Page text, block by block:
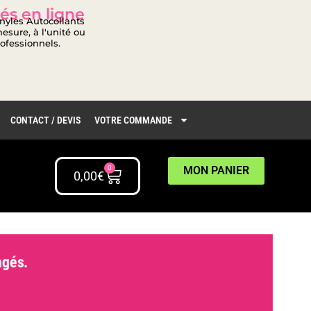
en ligne
Autocollants
à l'unité ou
CONTACT / DEVIS VOTRE COMMANDE
0,00€
0 MON PANIER